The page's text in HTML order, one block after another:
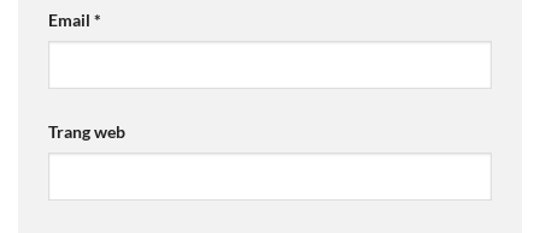
Email *
Trang web